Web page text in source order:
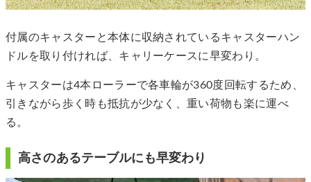
付属のキャスターと本体に収納されているキャスターハン
ドルを取り付ければ、キャリーケースに早変わり。
キャスターは4本ローラーで各車輪が360度回転するため、
引きながら歩く時も抵抗が少なく、重い荷物も楽に運べ
る。
高さのあるテーブルにも早変わり